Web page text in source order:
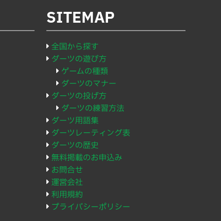
SITEMAP
全国から探す
ダーツの遊び方
ゲームの種類
ダーツのマナー
ダーツの投げ方
ダーツの練習方法
ダーツ用語集
ダーツレーティング表
ダーツの歴史
無料掲載のお申込み
お問合せ
運営会社
利用規約
プライバシーポリシー